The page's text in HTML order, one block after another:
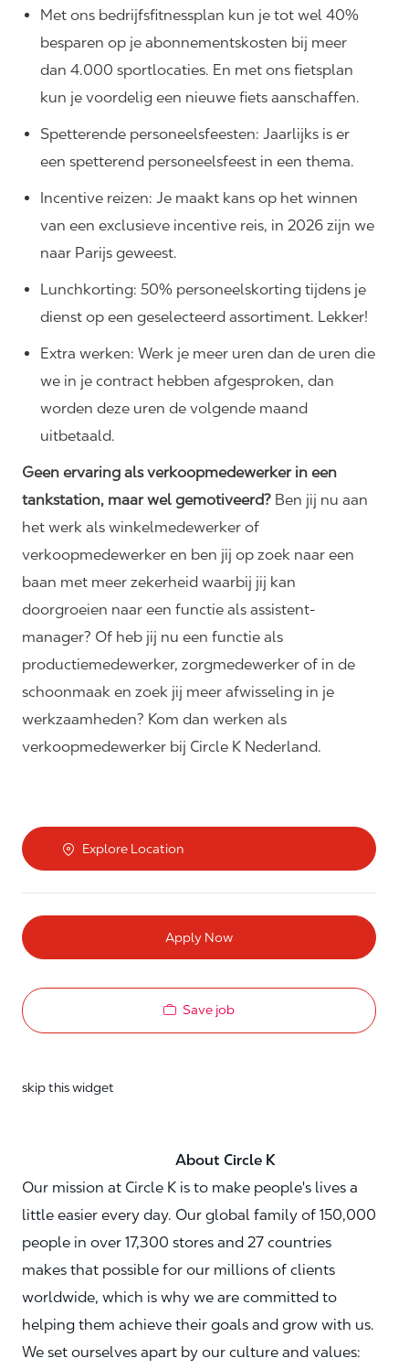
Met ons bedrijfsfitnessplan kun je tot wel 40%
besparen op je abonnementskosten bij meer
dan 4.000 sportlocaties. En met ons fietsplan
kun je voordelig een nieuwe fiets aanschaffen.
Spetterende personeelsfeesten: Jaarlijks is er
een spetterend personeelsfeest in een thema.
Incentive reizen: Je maakt kans op het winnen
van een exclusieve incentive reis, in 2026 zijn we
naar Parijs geweest.
Lunchkorting: 50% personeelskorting tijdens je
dienst op een geselecteerd assortiment. Lekker!
Extra werken: Werk je meer uren dan de uren die
we in je contract hebben afgesproken, dan
worden deze uren de volgende maand
uitbetaald.
Geen ervaring als verkoopmedewerker in een
tankstation, maar wel gemotiveerd? Ben jij nu aan
het werk als winkelmedewerker of
verkoopmedewerker en ben jij op zoek naar een
baan met meer zekerheid waarbij jij kan
doorgroeien naar een functie als assistent-
manager? Of heb jij nu een functie als
productiemedewerker, zorgmedewerker of in de
schoonmaak en zoek jij meer afwisseling in je
werkzaamheden? Kom dan werken als
verkoopmedewerker bij Circle K Nederland.
Explore Location
Apply Now
Save job
skip this widget
About Circle K
Our mission at Circle K is to make people's lives a
little easier every day. Our global family of 150,000
people in over 17,300 stores and 27 countries
makes that possible for our millions of clients
worldwide, which is why we are committed to
helping them achieve their goals and grow with us.
We set ourselves apart by our culture and values: